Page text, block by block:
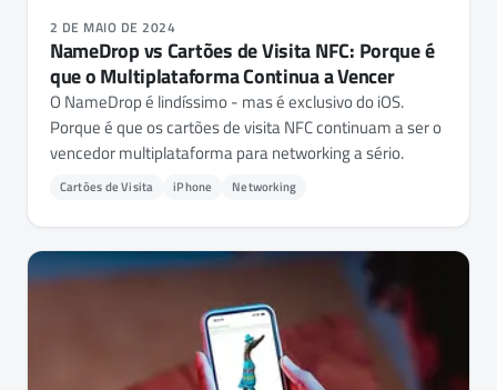
2 DE MAIO DE 2024
NameDrop vs Cartões de Visita NFC: Porque é
que o Multiplataforma Continua a Vencer
O NameDrop é lindíssimo - mas é exclusivo do iOS.
Porque é que os cartões de visita NFC continuam a ser o
vencedor multiplataforma para networking a sério.
Cartões de Visita iPhone Networking